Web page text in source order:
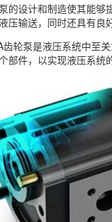
的设计和制造使其能够
压输送，同时还具有良
齿轮泵是液压系统中至
部件，以实现液压系统